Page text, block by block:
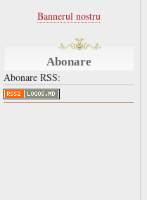
Bannerul nostru
Abonare
Abonare RSS: